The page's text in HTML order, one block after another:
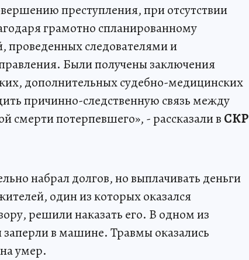
преступления, при отсутствии
грамотно спланированному
проведенных следователями и
Были получены заключения
дополнительных судебно-медицинских
причинно-следственную связь между
смерти потерпевшего», - рассказали в СКР
набрал долгов, но выплачивать деньги
один из которых оказался
решили наказать его. В одном из
в машине. Травмы оказались
умер.